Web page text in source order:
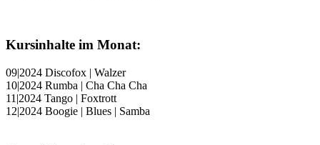
Kursinhalte im Monat:
09|2024 Discofox | Walzer
10|2024 Rumba | Cha Cha Cha
11|2024 Tango | Foxtrott
12|2024 Boogie | Blues | Samba